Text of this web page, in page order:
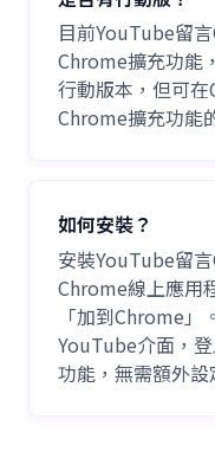
目前YouTube留
Chrome擴充功能
行動版本，但可
Chrome擴充功能
如何安裝？
安裝YouTube留
Chrome線上應用
「加到Chrome
YouTube介面，
功能，無需額外設